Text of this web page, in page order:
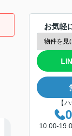
お気軽
【
10:00-